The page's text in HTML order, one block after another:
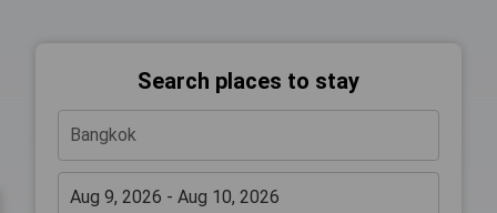
Search places to stay